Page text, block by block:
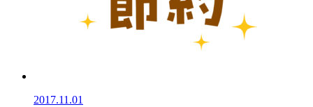
2017.11.01